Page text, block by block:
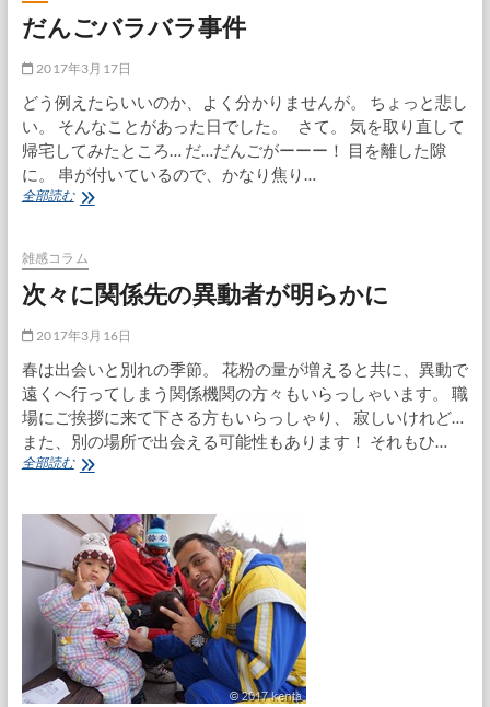
だんごバラバラ事件
2017年3月17日
どう例えたらいいのか、よく分かりませんが。 ちょっと悲し
い。 そんなことがあった日でした。 さて。 気を取り直して
帰宅してみたところ… だ…だんごがーーー！ 目を離した隙
に。 串が付いているので、かなり焦り…
全部読むだ
バ
ラ
バ
事
雑感コラム
次々に関係先の異動者が明らかに
2017年3月16日
春は出会いと別れの季節。 花粉の量が増えると共に、異動で
遠くへ行ってしまう関係機関の方々もいらっしゃいます。 職
場にご挨拶に来て下さる方もいらっしゃり、 寂しいけれど…
また、別の場所で出会える可能性もあります！ それもひ…
全部読む次々
係
先
の
異
動
者
が
明
ら
か